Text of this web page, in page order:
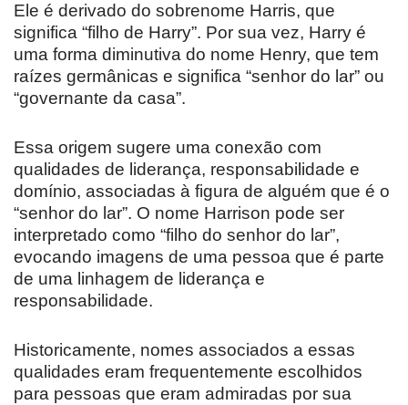
Ele é derivado do sobrenome Harris, que
significa “filho de Harry”. Por sua vez, Harry é
uma forma diminutiva do nome Henry, que tem
raízes germânicas e significa “senhor do lar” ou
“governante da casa”.
Essa origem sugere uma conexão com
qualidades de liderança, responsabilidade e
domínio, associadas à figura de alguém que é o
“senhor do lar”. O nome Harrison pode ser
interpretado como “filho do senhor do lar”,
evocando imagens de uma pessoa que é parte
de uma linhagem de liderança e
responsabilidade.
Historicamente, nomes associados a essas
qualidades eram frequentemente escolhidos
para pessoas que eram admiradas por sua